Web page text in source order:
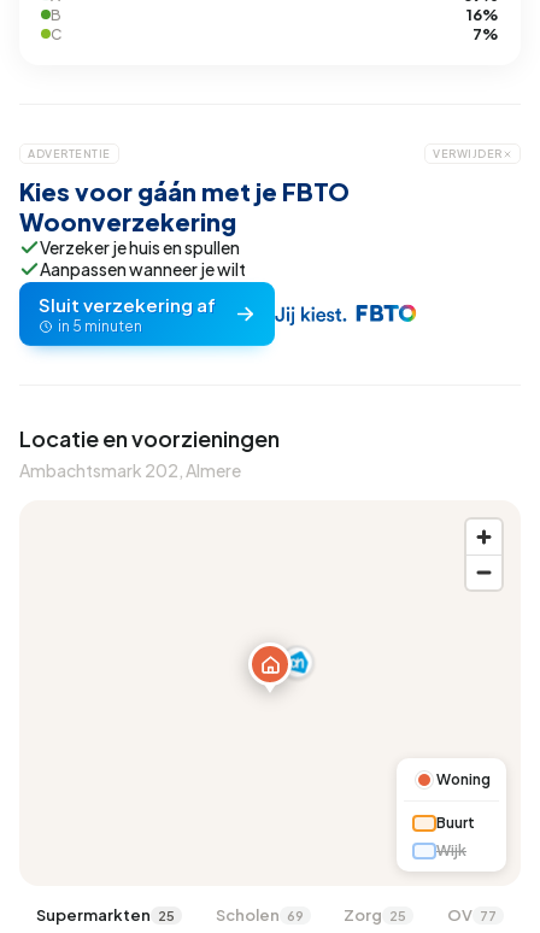
B 16%
C 7%
ADVERTENTIE VERWIJDER
Kies voor gáán met je FBTO
Woonverzekering
Verzeker je huis en spullen
Aanpassen wanneer je wilt
Sluit verzekering af
in 5 minuten
Locatie en voorzieningen
Ambachtsmark 202, Almere
Woning
Buurt
Wijk
Supermarkten 25 Scholen 69 Zorg 25 OV 77